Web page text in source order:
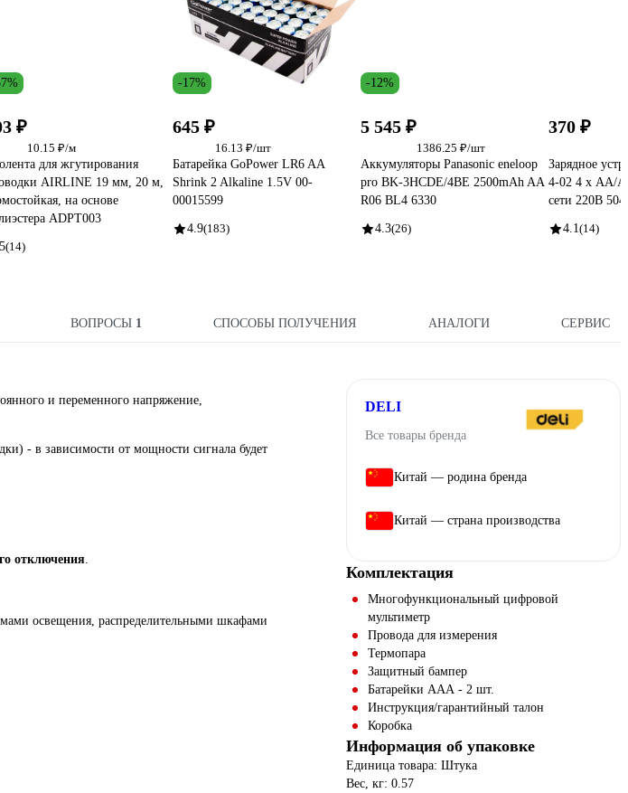
₽
10.15 ₽/м
для жгутирования
AIRLINE 19 мм, 20 м,
на основе
ADPT003
5(14)
-17%
645 ₽
16.13 ₽/шт
Батарейка GoPower LR6 AA
Shrink 2 Alkaline 1.5V 00-
00015599
4.9(183)
-12%
5 545 ₽
1386.25 ₽/шт
Аккумуляторы Panasonic eneloop
pro BK-3HCDE/4BE 2500mAh AA
R06 BL4 6330
4.3(26)
370 ₽
Зарядное
4-02 4 х АА/
сети 220В
4.1(14)
ВОПРОСЫ 1 СПОСОБЫ ПОЛУЧЕНИЯ АНАЛОГИ СЕРВИС
и переменного напряжение,
- в зависимости от мощности сигнала будет
отключения.
освещения, распределительными шкафами
DELI
Все товары бренда
Китай — родина бренда
Китай — страна производства
Комплектация
Многофункциональный цифровой
мультиметр
Провода для измерения
Термопара
Защитный бампер
Батарейки ААА - 2 шт.
Инструкция/гарантийный талон
Коробка
Информация об упаковке
Единица товара: Штука
Вес, кг: 0.57